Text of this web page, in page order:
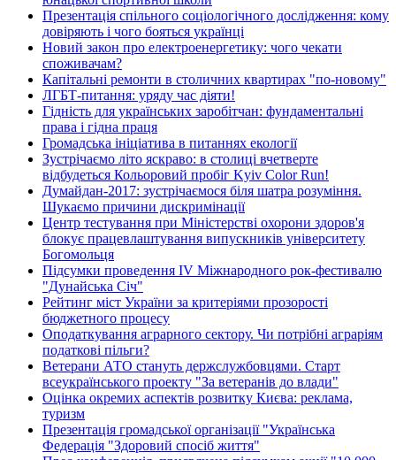
Презентація спільного соціологічного дослідження: кому
довіряють і чого бояться українці
Новий закон про електроенергетику: чого чекати
споживачам?
Капітальні ремонти в столичних квартирах "по-новому"
ЛГБТ-питання: уряду час діяти!
Гідність для українських заробітчан: фундаментальні
права і гідна праця
Громадська ініціатива в питаннях екології
Зустрічаємо літо яскраво: в столиці вчетверте
відбудеться Кольоровий пробіг Kyiv Color Run!
Думайдан-2017: зустрічаємося біля шатра розуміння.
Шукаємо причини дискримінації
Центр тестування при Міністерстві охорони здоров'я
блокує працевлаштування випускників університету
Богомольця
Підсумки проведення IV Міжнародного рок-фестивалю
"Дунайська Січ"
Рейтинг міст України за критеріями прозорості
бюджетного процесу
Оподаткування аграрного сектору. Чи потрібні аграріям
податкові пільги?
Ветерани АТО стануть держслужбовцями. Старт
всеукраїнського проекту "За ветеранів до влади"
Оцінка окремих аспектів розвитку Києва: реклама,
туризм
Презентація громадської організації "Українська
Федерація "Здоровий спосіб життя"